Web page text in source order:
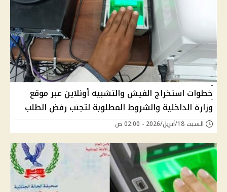
خطوات استخراج الفيش والتشبيه أونلاين عبر موقع
وزارة الداخلية والشروط المطلوبة لتجنب رفض الطلب
السبت 18/أبريل/2026 - 02:00 ص